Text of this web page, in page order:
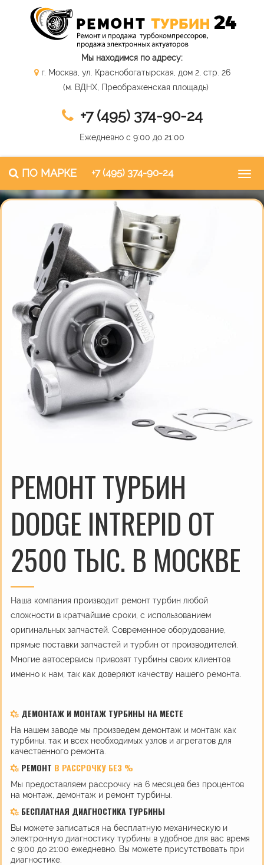
Мы находимся по адресу:
г. Москва, ул. Краснобогатырская, дом 2, стр. 26
(м. ВДНХ, Преображенская площадь)
+7 (495) 374-90-24
Ежедневно с 9:00 до 21:00
ПО МАРКЕ +7 (495) 374-90-24
РЕМОНТ ТУРБИН
DODGE INTREPID ОТ
2500 ТЫС. В МОСКВЕ
Наша компания производит ремонт турбин любой
сложности в кратчайшие сроки, с использованием
оригинальных запчастей. Современное оборудование,
прямые поставки запчастей и турбин от производителей.
Многие автосервисы привозят турбины своих клиентов
именно к нам, так как доверяют качеству нашего ремонта.
ДЕМОНТАЖ И МОНТАЖ ТУРБИНЫ НА МЕСТЕ
На нашем заводе мы произведем демонтаж и монтаж как
турбины, так и всех необходимых узлов и агрегатов для
качественного ремонта.
РЕМОНТ В РАССРОЧКУ БЕЗ %
Мы предоставляем рассрочку на 6 месяцев без процентов
на монтаж, демонтаж и ремонт турбины.
БЕСПЛАТНАЯ ДИАГНОСТИКА ТУРБИНЫ
Вы можете записаться на бесплатную механическую и
электронную диагностику турбины в удобное для вас время
с 9:00 до 21:00 ежедневно. Вы можете присутствовать при
диагностике.